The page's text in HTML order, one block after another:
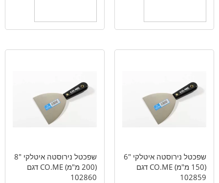
שפכטל נירוסטה איטלקי "6
(150 מ"מ) CO.ME דגם
102859
שפכטל נירוסטה איטלקי "8
(200 מ"מ) CO.ME דגם
102860